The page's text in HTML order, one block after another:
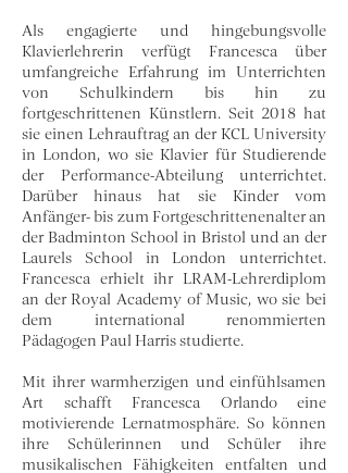
Als engagierte und hingebungsvolle
Klavierlehrerin verfügt Francesca über
umfangreiche Erfahrung im Unterrichten
von Schulkindern bis hin zu
fortgeschrittenen Künstlern. Seit 2018 hat
sie einen Lehrauftrag an der KCL University
in London, wo sie Klavier für Studierende
der Performance-Abteilung unterrichtet.
Darüber hinaus hat sie Kinder vom
Anfänger- bis zum Fortgeschrittenenalter an
der Badminton School in Bristol und an der
Laurels School in London unterrichtet.
Francesca erhielt ihr LRAM-Lehrerdiplom
an der Royal Academy of Music, wo sie bei
dem international renommierten
Pädagogen Paul Harris studierte.
Mit ihrer warmherzigen und einfühlsamen
Art schafft Francesca Orlando eine
motivierende Lernatmosphäre. So können
ihre Schülerinnen und Schüler ihre
musikalischen Fähigkeiten entfalten und